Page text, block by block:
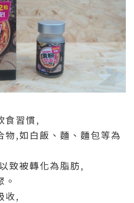
食習慣,
物,如白飯、麵、麵包等為
致被轉化為脂肪,
收,